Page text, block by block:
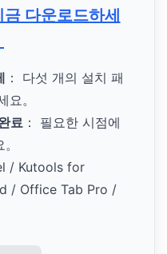
금 다운로드하세
： 다섯 개의 설치 패
。
료 ： 필요한 시점에
/ Kutools for
/ Office Tab Pro /